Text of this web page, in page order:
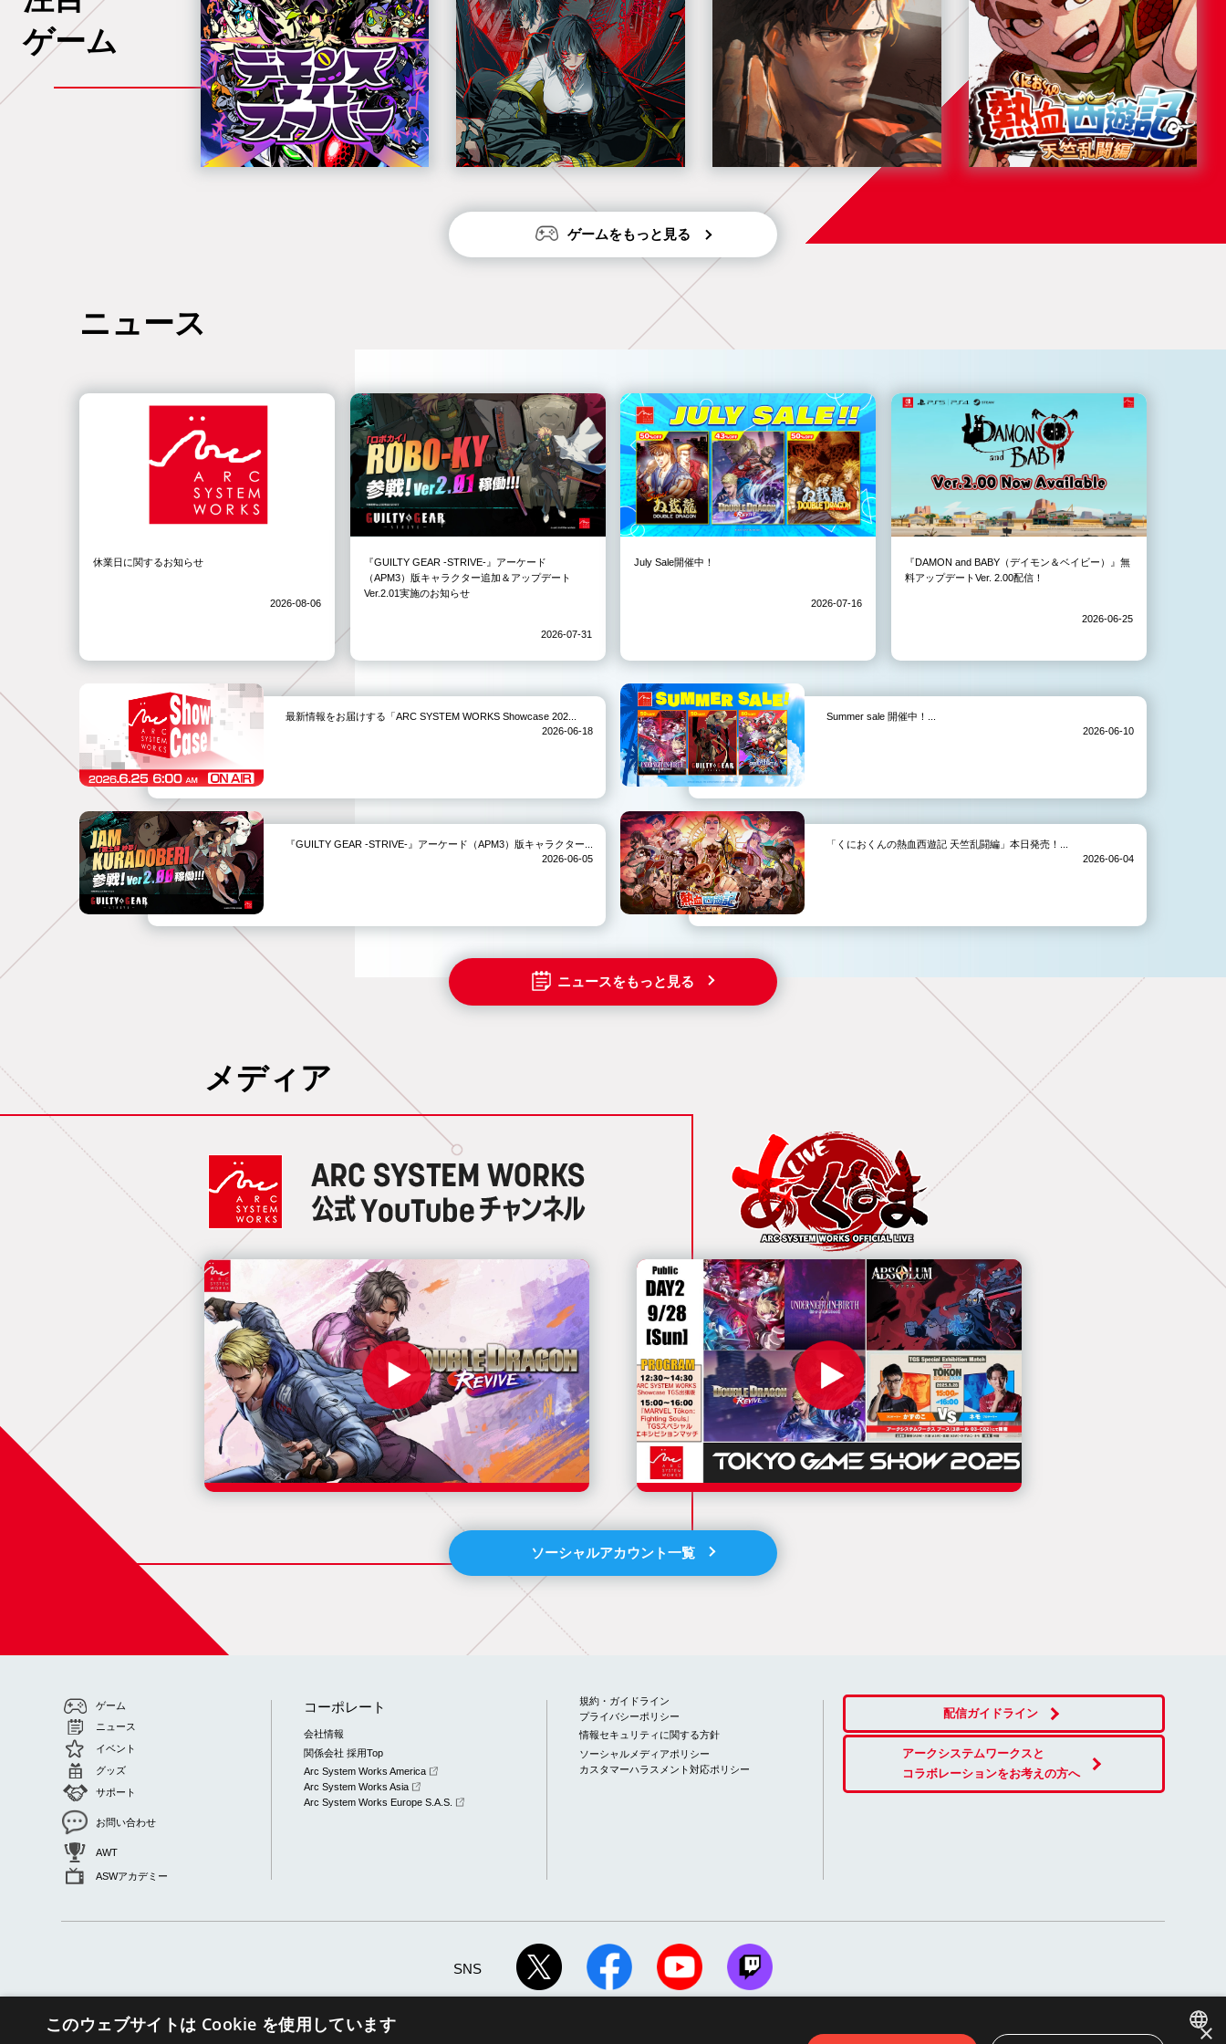
ゲーム
ゲームをもっと見る
ニュース
休業日に関するお知らせ
2026-08-06
『GUILTY GEAR -STRIVE-』アーケード
（APM3）版キャラクター追加＆アップデート
Ver.2.01実施のお知らせ
2026-07-31
July Sale開催中！
2026-07-16
『DAMON and BABY（デイモン＆ベイビー）』無
料アップデートVer. 2.00配信！
2026-06-25
最新情報をお届けする「ARC SYSTEM WORKS Showcase 202...
2026-06-18
Summer sale 開催中！...
2026-06-10
『GUILTY GEAR -STRIVE-』アーケード（APM3）版キャラクター...
2026-06-05
「くにおくんの熱血西遊記 天竺乱闘編」本日発売！...
2026-06-04
ニュースをもっと見る
メディア
ソーシャルアカウント一覧
ゲーム
ニュース
イベント
グッズ
サポート
お問い合わせ
AWT
ASWアカデミー
コーポレート
会社情報
関係会社 採用Top
Arc System Works America
Arc System Works Asia
Arc System Works Europe S.A.S.
規約・ガイドライン
プライバシーポリシー
情報セキュリティに関する方針
ソーシャルメディアポリシー
カスタマーハラスメント対応ポリシー
配信ガイドライン
アークシステムワークスと
コラボレーションをお考えの方へ
SNS
×
このウェブサイトは Cookie を使用しています